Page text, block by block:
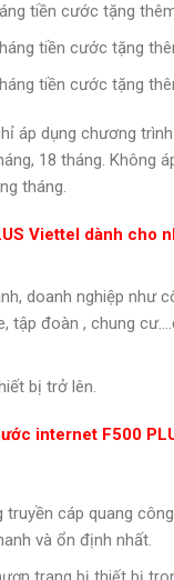
tiền cước tặng
tiền cước tặng
tiền cước tặng
áp dụng chương
18 tháng. Không
tháng.
Viettel dành cho
doanh nghiệp như
tập đoàn , chung
bị trở lên.
internet F500
truyền cáp quang
và ổn định nhất.